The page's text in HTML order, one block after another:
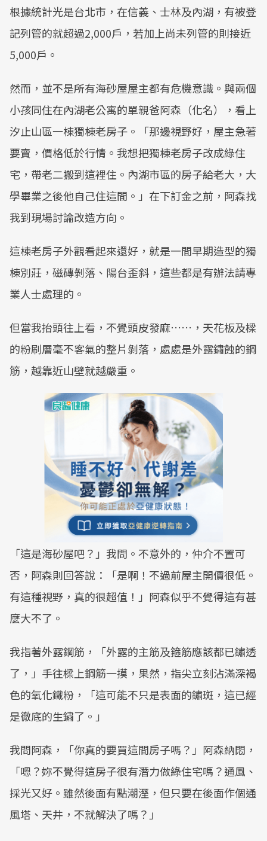
根據統計光是台北市，在信義、士林及內湖，有被登
記列管的就超過2,000戶，若加上尚未列管的則接近
5,000戶。
然而，並不是所有海砂屋屋主都有危機意識。與兩個
小孩同住在內湖老公寓的單親爸阿森（化名），看上
汐止山區一棟獨棟老房子。「那邊視野好，屋主急著
要賣，價格低於行情。我想把獨棟老房子改成綠住
宅，帶老二搬到這裡住。內湖市區的房子給老大，大
學畢業之後他自己住這間。」在下訂金之前，阿森找
我到現場討論改造方向。
這棟老房子外觀看起來還好，就是一間早期造型的獨
棟別莊，磁磚剝落、陽台歪斜，這些都是有辦法請專
業人士處理的。
但當我抬頭往上看，不覺頭皮發麻……，天花板及樑
的粉刷層毫不客氣的整片剝落，處處是外露鏽蝕的鋼
筋，越靠近山壁就越嚴重。
「這是海砂屋吧？」我問。不意外的，仲介不置可
否，阿森則回答說：「是啊！不過前屋主開價很低。
有這種視野，真的很超值！」阿森似乎不覺得這有甚
麼大不了。
我指著外露鋼筋，「外露的主筋及箍筋應該都已鏽透
了，」手往樑上鋼筋一摸，果然，指尖立刻沾滿深褐
色的氧化鐵粉，「這可能不只是表面的鏽斑，這已經
是徹底的生鏽了。」
我問阿森，「你真的要買這間房子嗎？」阿森納悶，
「嗯？妳不覺得這房子很有潛力做綠住宅嗎？通風、
採光又好。雖然後面有點潮溼，但只要在後面作個通
風塔、天井，不就解決了嗎？」